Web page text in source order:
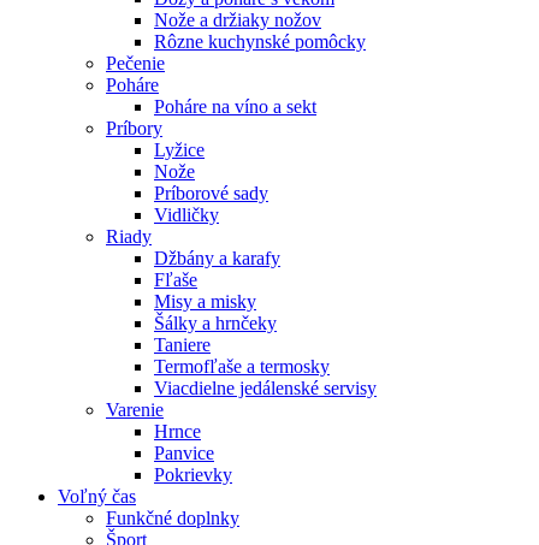
Nože a držiaky nožov
Rôzne kuchynské pomôcky
Pečenie
Poháre
Poháre na víno a sekt
Príbory
Lyžice
Nože
Príborové sady
Vidličky
Riady
Džbány a karafy
Fľaše
Misy a misky
Šálky a hrnčeky
Taniere
Termofľaše a termosky
Viacdielne jedálenské servisy
Varenie
Hrnce
Panvice
Pokrievky
Voľný čas
Funkčné doplnky
Šport